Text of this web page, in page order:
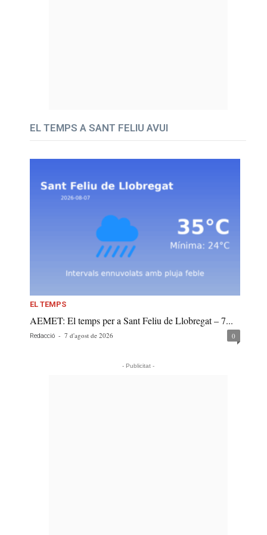
EL TEMPS A SANT FELIU AVUI
EL TEMPS
AEMET: El temps per a Sant Feliu de Llobregat – 7...
Redacció - 7 d'agost de 2026 0
- Publicitat -